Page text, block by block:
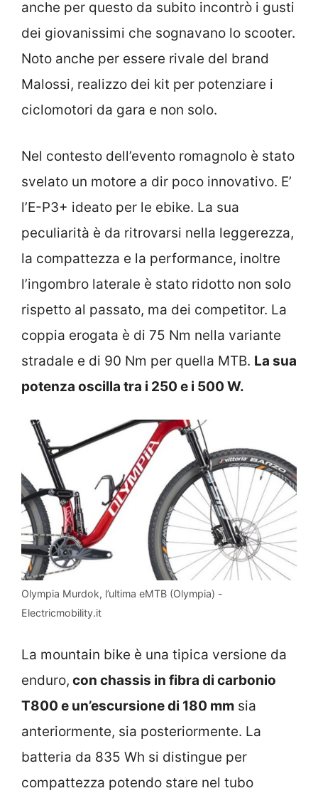
anche per questo da subito incontrò i gusti
dei giovanissimi che sognavano lo scooter.
Noto anche per essere rivale del brand
Malossi, realizzo dei kit per potenziare i
ciclomotori da gara e non solo.
Nel contesto dell’evento romagnolo è stato
svelato un motore a dir poco innovativo. E’
l’E-P3+ ideato per le ebike. La sua
peculiarità è da ritrovarsi nella leggerezza,
la compattezza e la performance, inoltre
l’ingombro laterale è stato ridotto non solo
rispetto al passato, ma dei competitor. La
coppia erogata è di 75 Nm nella variante
stradale e di 90 Nm per quella MTB. La sua
potenza oscilla tra i 250 e i 500 W.
Olympia Murdok, l’ultima eMTB (Olympia) -
Electricmobility.it
La mountain bike è una tipica versione da
enduro, con chassis in fibra di carbonio
T800 e un’escursione di 180 mm sia
anteriormente, sia posteriormente. La
batteria da 835 Wh si distingue per
compattezza potendo stare nel tubo